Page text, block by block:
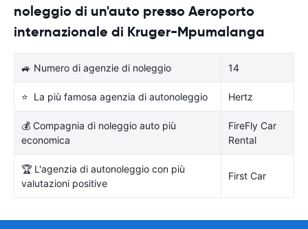
noleggio di un'auto presso Aeroporto
internazionale di Kruger-Mpumalanga
🚙 Numero di agenzie di noleggio 14
⭐ La più famosa agenzia di autonoleggio Hertz
💰 Compagnia di noleggio auto più
economica
FireFly Car
Rental
🏆 L'agenzia di autonoleggio con più
valutazioni positive
First Car